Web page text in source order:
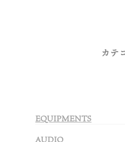
カテ
EQUIPMENTS
AUDIO